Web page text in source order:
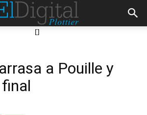
[]
a Pouille y